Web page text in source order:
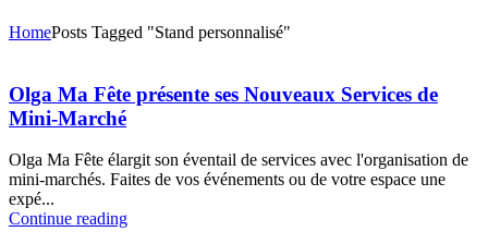
HomePosts Tagged "Stand personnalisé"
Olga Ma Fête présente ses Nouveaux Services de
Mini-Marché
Olga Ma Fête élargit son éventail de services avec l'organisation de
mini-marchés. Faites de vos événements ou de votre espace une
expé...
Continue reading